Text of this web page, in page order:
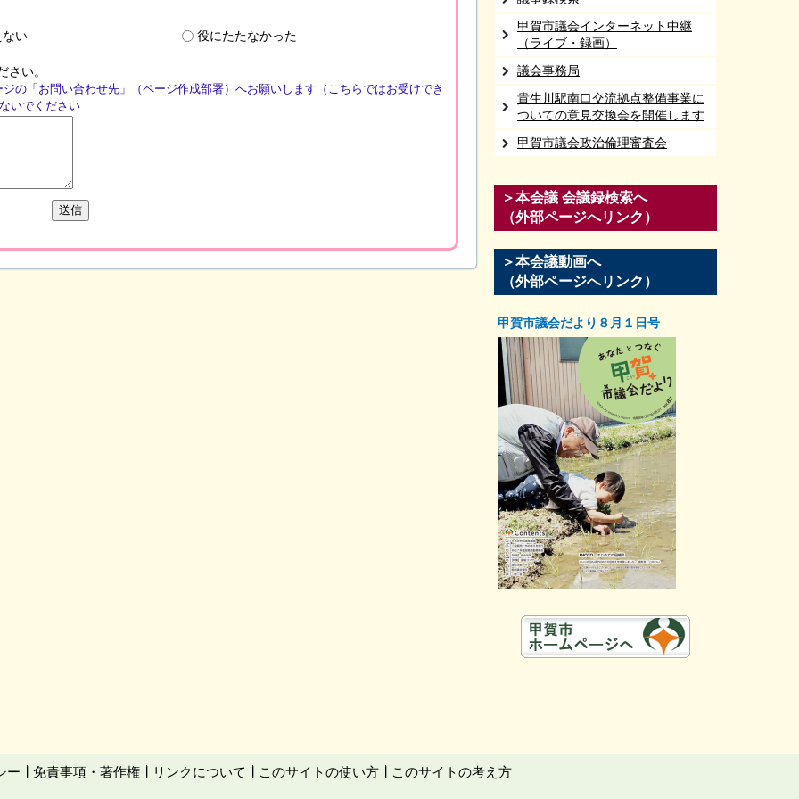
ない 役にたたなかった
い。
の「お問い合わせ先」（ページ作成部署）へお願いします（こちらではお受けでき
いでください
甲賀市議会インターネット中継
（ライブ・録画）
議会事務局
貴生川駅南口交流拠点整備事業に
ついての意見交換会を開催します
甲賀市議会政治倫理審査会
＞本会議 会議録検索へ
（外部ページへリンク）
＞本会議動画へ
（外部ページへリンク）
甲賀市議会だより８月１日号
ー 免責事項・著作権 リンクについて このサイトの使い方 このサイトの考え方